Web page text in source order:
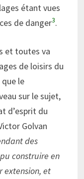
étant vues
de danger3.
et toutes va
de loisirs du
que le
sur le sujet,
d’esprit du
Golvan
des
construire en
extension, et